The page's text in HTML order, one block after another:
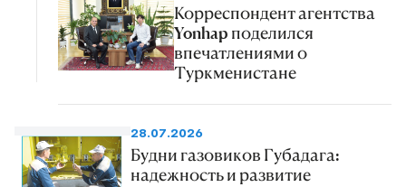
Корреспондент агентства
Yonhap поделился
впечатлениями о
Туркменистане
28.07.2026
Будни газовиков Губадага:
надежность и развитие